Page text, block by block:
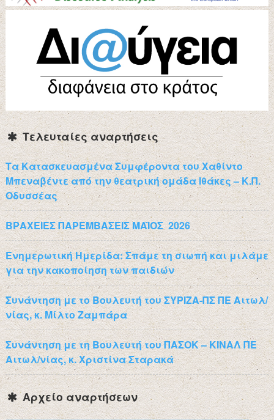
Τελευταίες αναρτήσεις
Τα Κατασκευασμένα Συμφέροντα του Χαθίντο
Μπεναβέντε από την θεατρική ομάδα Ιθάκες – Κ.Π.
Οδυσσέας
ΒΡΑΧΕΙΕΣ ΠΑΡΕΜΒΑΣΕΙΣ ΜΑΪΟΣ 2026
Ενημερωτική Ημερίδα: Σπάμε τη σιωπή και μιλάμε
για την κακοποίηση των παιδιών
Συνάντηση με το Βουλευτή του ΣΥΡΙΖΑ-ΠΣ ΠΕ Αιτωλ/
νίας, κ. Μίλτο Ζαμπάρα
Συνάντηση με τη Βουλευτή του ΠΑΣΟΚ – ΚΙΝΑΛ ΠΕ
Αιτωλ/νίας, κ. Χριστίνα Σταρακά
Αρχείο αναρτήσεων